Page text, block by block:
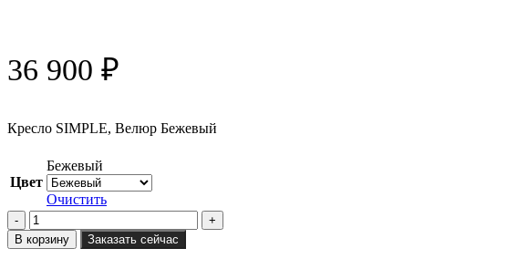
36 900 ₽
Кресло SIMPLE, Велюр Бежевый
Цвет
Бежевый
Очистить
Количество
товара
Кресло
В корзину Заказать сейчас